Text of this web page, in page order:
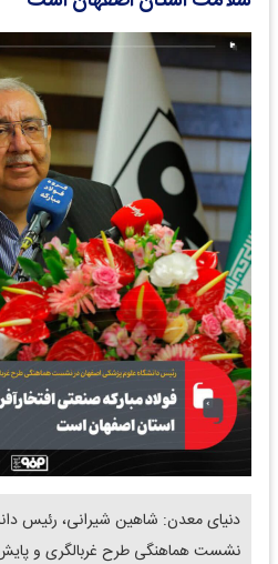
دنیای معدن: شاهین شیرانی، رئیس
نشست هماهنگی طرح غربالگری و